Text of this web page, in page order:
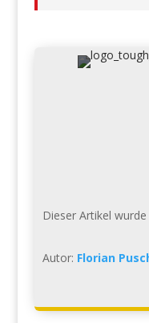
Dieser Artikel wurde
Autor: Florian